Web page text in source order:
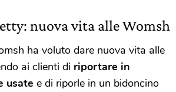
nuova vita alle Womsh
ha voluto dare nuova vita alle
ai clienti di riportare in
usate e di riporle in un bidoncino